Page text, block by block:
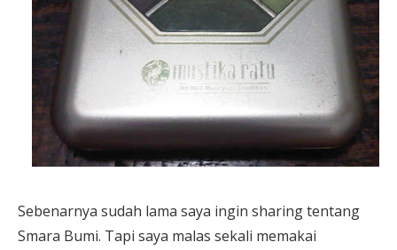
Sebenarnya sudah lama saya ingin sharing tentang
Smara Bumi. Tapi saya malas sekali memakai